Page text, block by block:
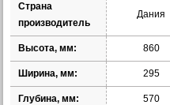
Страна
производитель
Дания
Высота, мм: 860
Ширина, мм: 295
Глубина, мм: 570